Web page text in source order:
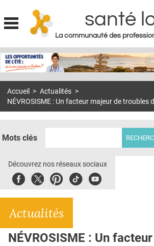
Jump to navigation
santé
La communauté des
MON COMPTE
S'ABONNER À LA REVUE SOIN À DOMICILE
DOSSIERS
E-REVUE SAD
L'APP
QUI SOMMES-NOUS ?
Accueil > Actualités >
NÉVROSISME : Un facteur majeur de troubles
Mots clés
Découvrez nos réseaux sociaux
FacebookTwitterPinterest
TiktokYoubute
Actualités
NÉVROSISME : Un